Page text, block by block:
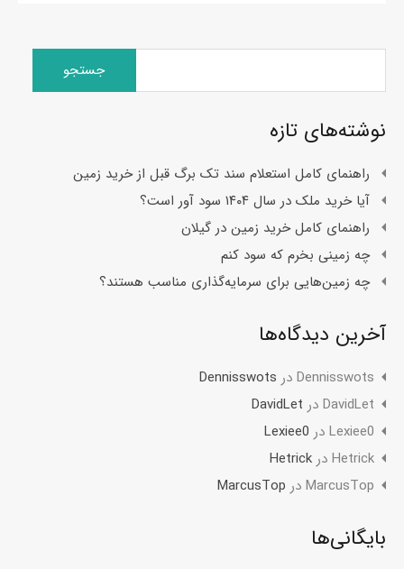
جستجو
نوشته‌های تازه
راهنمای کامل استعلام سند تک برگ قبل از خرید زمین
آیا خرید ملک در سال ۱۴۰۴ سود آور است؟
راهنمای کامل خرید زمین در گیلان
چه زمینی بخرم که سود کنم
چه زمین‌هایی برای سرمایه‌گذاری مناسب هستند؟
آخرین دیدگاه‌ها
Dennisswots در Dennisswots
DavidLet در DavidLet
Lexiee0 در Lexiee0
Hetrick در Hetrick
MarcusTop در MarcusTop
بایگانی‌ها